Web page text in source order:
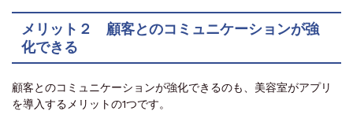
メリット２ 顧客とのコミュニケーションが強
化できる
顧客とのコミュニケーションが強化できるのも、美容室がアプリ
を導入するメリットの1つです。